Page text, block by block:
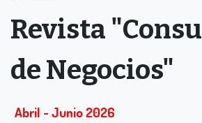
Revista
de Negocios"
Abril - Junio ​​2​​​​026